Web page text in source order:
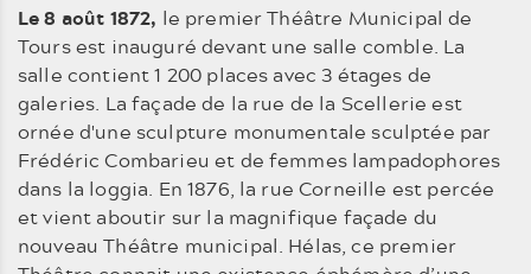
Le 8 août 1872, le premier Théâtre Municipal de
Tours est inauguré devant une salle comble. La
salle contient 1 200 places avec 3 étages de
galeries. La façade de la rue de la Scellerie est
ornée d'une sculpture monumentale sculptée par
Frédéric Combarieu et de femmes lampadophores
dans la loggia. En 1876, la rue Corneille est percée
et vient aboutir sur la magnifique façade du
nouveau Théâtre municipal. Hélas, ce premier